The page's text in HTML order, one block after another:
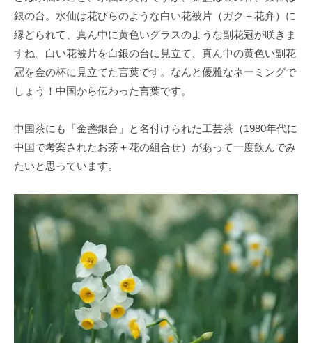
銀の台。水仙は花びらのような白い花被片（ガク＋花弁）に
縁どられて、真ん中に黄色いグラスのような副花冠が咲きま
すね。白い花被片を白銀の台に見立て、真ん中の黄色い副花
冠を金の杯に見立てた言葉です。なんと優雅なネーミングで
しょう！中国から伝わった言葉です。
中国茶にも「金盞銀台」と名付けられた工芸茶（1980年代に
中国で考案されたお茶＋花の組合せ）があって一度飲んでみ
たいと思っています。